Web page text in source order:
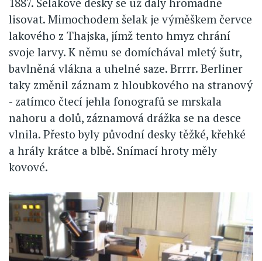
lisovat. Mimochodem šelak je výměškem červce
lakového z Thajska, jímž tento hmyz chrání
svoje larvy. K němu se domíchával mletý šutr,
bavlněná vlákna a uhelné saze. Brrrr. Berliner
taky změnil záznam z hloubkového na stranový
- zatímco čtecí jehla fonografů se mrskala
nahoru a dolů, záznamová drážka se na desce
vlnila. Přesto byly původní desky těžké, křehké
a hrály krátce a blbě. Snímací hroty měly
kovové.